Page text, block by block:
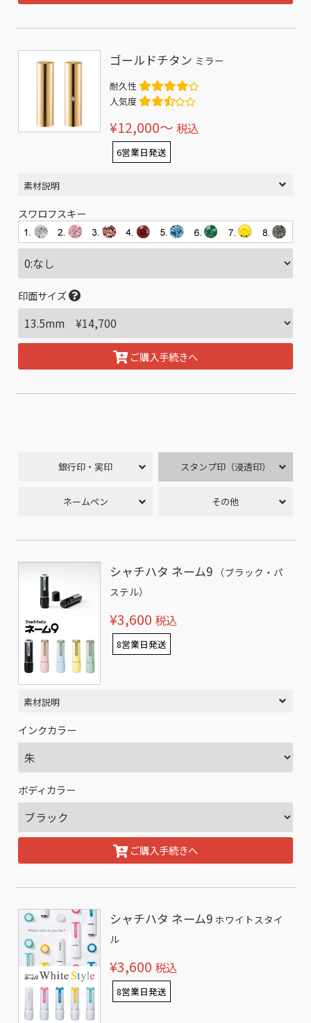
ゴールドチタン ミラー
耐久性
人気度
¥12,000〜 税込
6営業日発送
素材説明
スワロフスキー
印面サイズ
ご購入手続きへ
銀行印・実印 スタンプ印（浸透印）
ネームペン その他
シャチハタ ネーム9
（ブラック・パ
ステル）
¥3,600 税込
8営業日発送
素材説明
インクカラー
ボディカラー
ご購入手続きへ
シャチハタ ネーム9 ホワイトスタイ
ル
¥3,600 税込
8営業日発送